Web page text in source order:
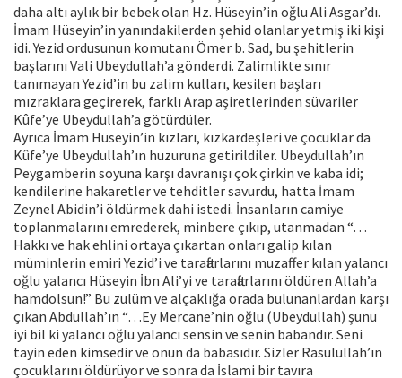
daha altı aylık bir bebek olan Hz. Hüseyin’in oğlu Ali Asgar’dı.
İmam Hüseyin’in yanındakilerden şehid olanlar yetmiş iki kişi
idi. Yezid ordusunun komutanı Ömer b. Sad, bu şehitlerin
başlarını Vali Ubeydullah’a gönderdi. Zalimlikte sınır
tanımayan Yezid’in bu zalim kulları, kesilen başları
mızraklara geçirerek, farklı Arap aşiretlerinden süvariler
Kûfe’ye Ubeydullah’a götürdüler.
Ayrıca İmam Hüseyin’in kızları, kızkardeşleri ve çocuklar da
Kûfe’ye Ubeydullah’ın huzuruna getirildiler. Ubeydullah’ın
Peygamberin soyuna karşı davranışı çok çirkin ve kaba idi;
kendilerine hakaretler ve tehditler savurdu, hatta İmam
Zeynel Abidin’i öldürmek dahi istedi. İnsanların camiye
toplanmalarını emrederek, minbere çıkıp, utanmadan “…
Hakkı ve hak ehlini ortaya çıkartan onları galip kılan
müminlerin emiri Yezid’i ve taraftarlarını muzaffer kılan yalancı
oğlu yalancı Hüseyin İbn Ali’yi ve taraftarlarını öldüren Allah’a
hamdolsun!” Bu zulüm ve alçaklığa orada bulunanlardan karşı
çıkan Abdullah’ın “…Ey Mercane’nin oğlu (Ubeydullah) şunu
iyi bil ki yalancı oğlu yalancı sensin ve senin babandır. Seni
tayin eden kimsedir ve onun da babasıdır. Sizler Rasulullah’ın
çocuklarını öldürüyor ve sonra da İslami bir tavıra